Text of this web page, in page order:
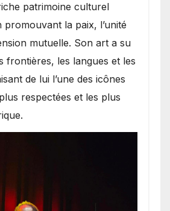
patrimoine culturel
la paix, l’unité
mutuelle. Son art a su
frontières, les langues et les
de lui l’une des icônes
respectées et les plus